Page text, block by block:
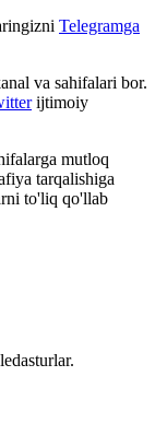
Telegramga
va sahifalari bor.
ijtimoiy
mutloq
tarqalishiga
to'liq qo'llab